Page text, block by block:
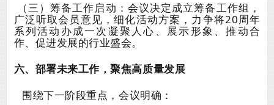
（三）筹备工作启动：会议决定成立筹备工作组，
广泛听取会员意见，细化活动方案，力争将20周年
系列活动办成一次凝聚人心、展示形象、推动合
作、促进发展的行业盛会。
六、部署未来工作，聚焦高质量发展
围绕下一阶段重点，会议明确：